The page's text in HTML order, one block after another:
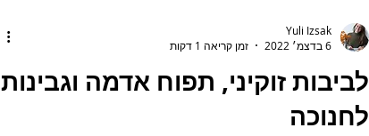
לביבות זוקיני, תפוח אדמה וגבינות
לחנוכה
Yuli Izsak
6 בדצמ׳ 2022
זמן קריאה 1 דקות